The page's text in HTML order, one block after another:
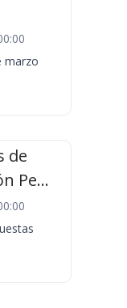
marzo
de
Pe...